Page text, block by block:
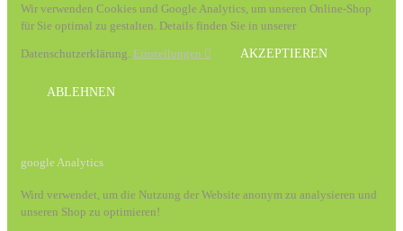
Wir verwenden Cookies und Google Analytics, um unseren Online-Shop
für Sie optimal zu gestalten. Details finden Sie in unserer
Datenschutzerklärung. Einstellungen AKZEPTIEREN
ABLEHNEN
google Analytics
Wird verwendet, um die Nutzung der Website anonym zu analysieren und
unseren Shop zu optimieren!